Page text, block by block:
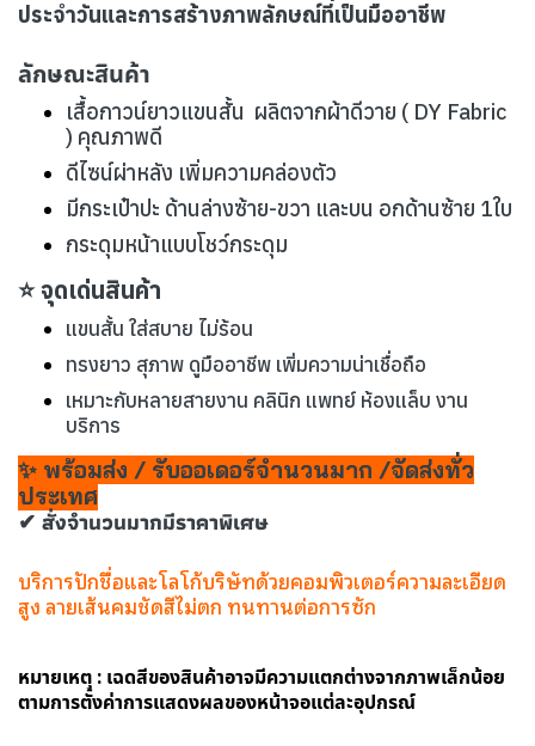
ประจำวันและการสร้างภาพลักษณ์ที่เป็นมืออาชีพ
ลักษณะสินค้า
เสื้อกาวน์ยาวแขนสั้น ผลิตจากผ้าดีวาย ( DY Fabric
) คุณภาพดี
ดีไซน์ผ่าหลัง เพิ่มความคล่องตัว
มีกระเป๋าปะ ด้านล่างซ้าย-ขวา และบน อกด้านซ้าย 1ใบ
กระดุมหน้าแบบโชว์กระดุม
⭐ จุดเด่นสินค้า
แขนสั้น ใส่สบาย ไม่ร้อน
ทรงยาว สุภาพ ดูมืออาชีพ เพิ่มความน่าเชื่อถือ
เหมาะกับหลายสายงาน คลินิก แพทย์ ห้องแล็บ งาน
บริการ
✨ พร้อมส่ง / รับออเดอร์จำนวนมาก /จัดส่งทั่ว
ประเทศ
✔ สั่งจำนวนมากมีราคาพิเศษ
บริการปักชื่อและโลโก้บริษัทด้วยคอมพิวเตอร์ความละเอียด
สูง ลายเส้นคมชัดสีไม่ตก ทนทานต่อการซัก
หมายเหตุ : เฉดสีของสินค้าอาจมีความแตกต่างจากภาพเล็กน้อย
ตามการตั้งค่าการแสดงผลของหน้าจอแต่ละอุปกรณ์